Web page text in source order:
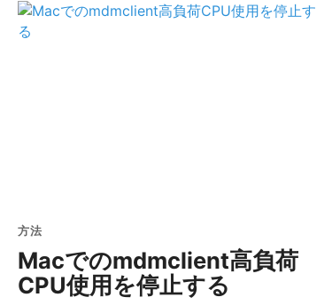
方法
Macでのmdmclient高負荷
CPU使用を停止する